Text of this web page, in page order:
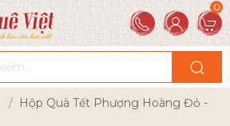
Hộp Quà Tết Phượng Hoàng Đỏ -